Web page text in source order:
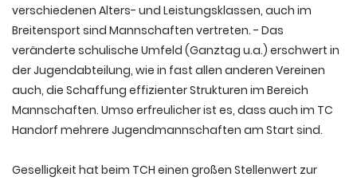
verschiedenen Alters- und Leistungsklassen, auch im
Breitensport sind Mannschaften vertreten. - Das
veränderte schulische Umfeld (Ganztag u.a.) erschwert in
der Jugendabteilung, wie in fast allen anderen Vereinen
auch, die Schaffung effizienter Strukturen im Bereich
Mannschaften. Umso erfreulicher ist es, dass auch im TC
Handorf mehrere Jugendmannschaften am Start sind.
Geselligkeit hat beim TCH einen großen Stellenwert zur